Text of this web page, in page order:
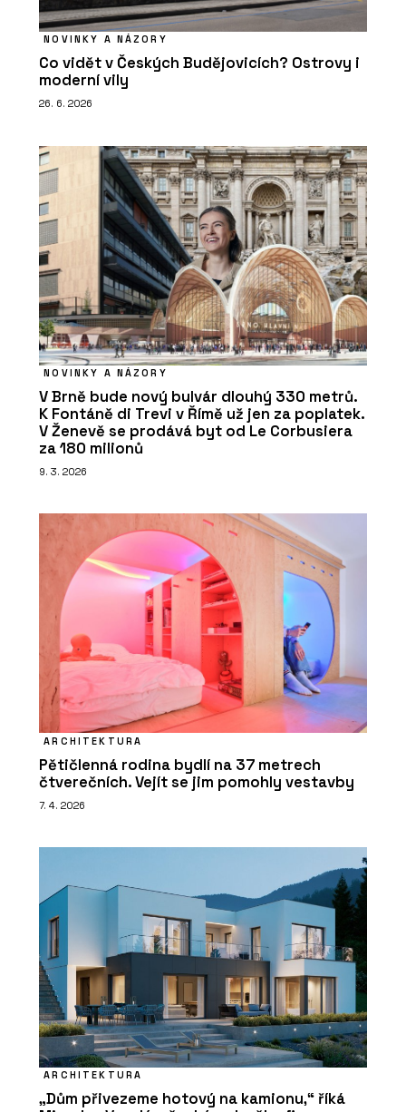
NOVINKY A NÁZORY
Co vidět v Českých Budějovicích? Ostrovy i
moderní vily
26. 6. 2026
NOVINKY A NÁZORY
V Brně bude nový bulvár dlouhý 330 metrů.
K Fontáně di Trevi v Římě už jen za poplatek.
V Ženevě se prodává byt od Le Corbusiera
za 180 milionů
9. 3. 2026
ARCHITEKTURA
Pětičlenná rodina bydlí na 37 metrech
čtverečních. Vejít se jim pomohly vestavby
7. 4. 2026
ARCHITEKTURA
„Dům přivezeme hotový na kamionu,“ říká